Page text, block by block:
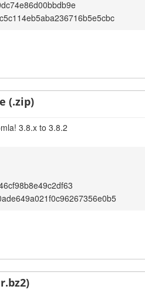
(.zip)
3.8.x to 3.8.2